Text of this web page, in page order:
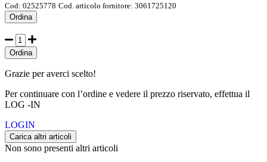
Cod: 02525778 Cod. articolo fornitore: 3061725120
Ordina
Ordina
Grazie per averci scelto!
Per continuare con l’ordine e vedere il prezzo riservato, effettua il
LOG -IN
LOGIN
Carica altri articoli
Non sono presenti altri articoli